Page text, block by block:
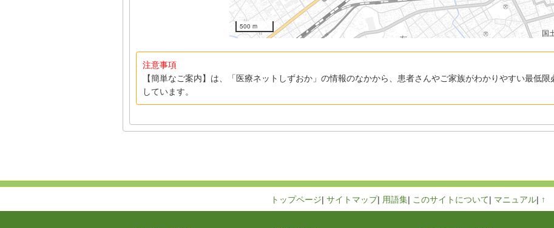
500 m
国
注意事項
【簡単なご案内】は、「医療ネットしずおか」の情報のなかから、患者さんやご家族がわかりやすい最低
しています。
トップページ| サイトマップ| 用語集| このサイトについて| マニュアル| ↑